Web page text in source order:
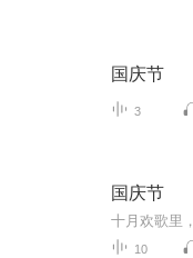
国庆节
3
国庆节
10